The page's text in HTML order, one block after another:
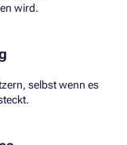
wird.
selbst wenn es